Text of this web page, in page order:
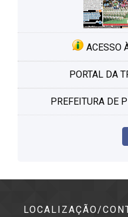
ACESSO
PORTAL DA
PREFEITURA DE
LOCALIZAÇÃO/